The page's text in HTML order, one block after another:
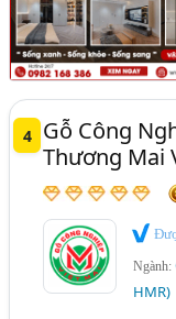
4
Gỗ Công
Thương Mai
Ngành:
HMR)